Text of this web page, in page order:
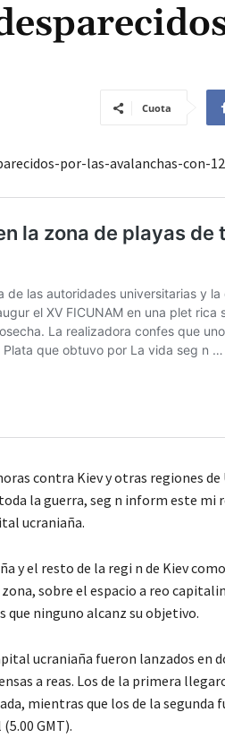
Cuota
por-las-avalanchas-con-
contra Kiev y otras regiones de
la guerra, seg n inform este mi
ucraniaña.
y el resto de la regi n de Kiev
sobre el espacio a reo
que ninguno alcanz su objetivo.
ucraniaña fueron lanzados en
a reas. Los de la primera
mientras que los de la segunda
GMT).